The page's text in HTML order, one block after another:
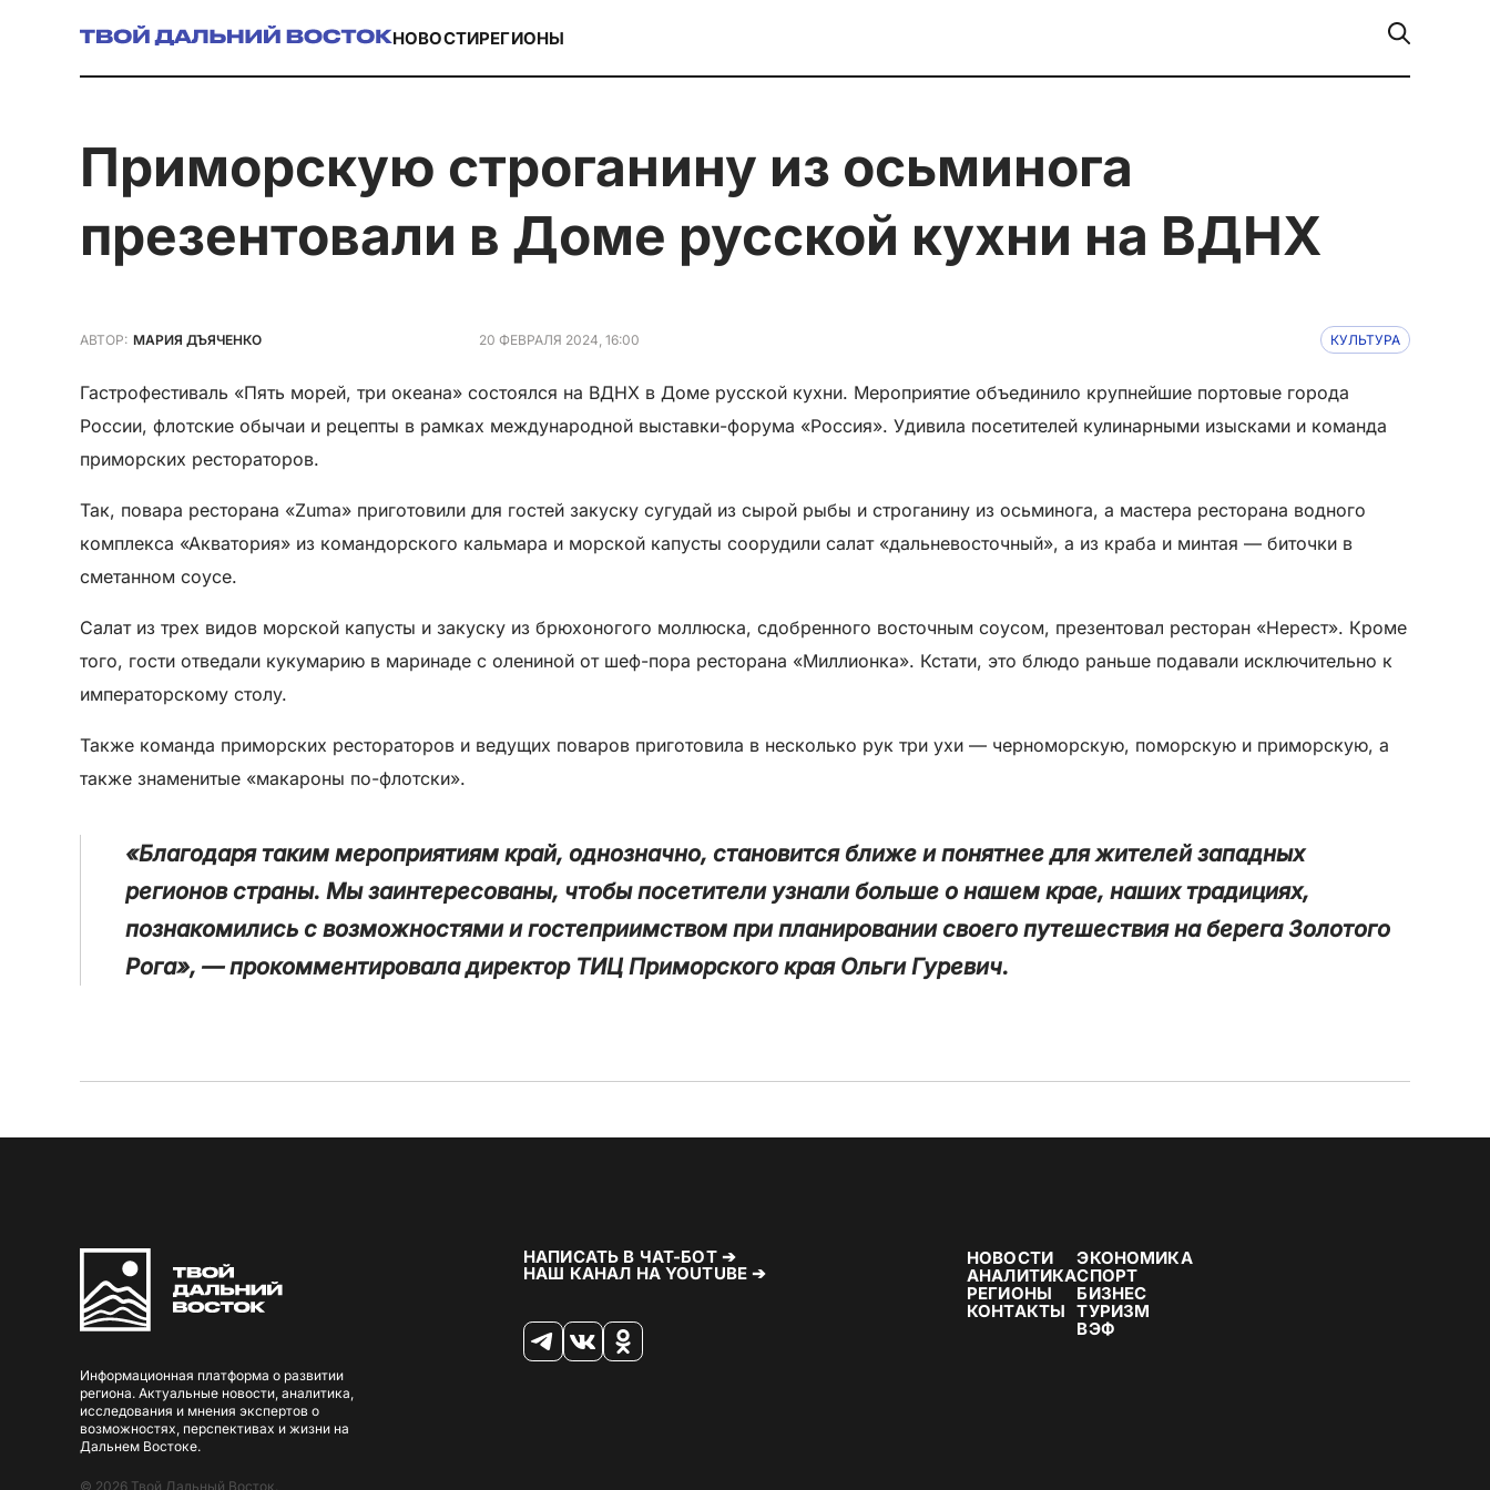
НОВОСТИРЕГИОНЫ
Приморскую строганину из осьминога
презентовали в Доме русской кухни на ВДНХ
АВТОР: МАРИЯ ДЪЯЧЕНКО 20 ФЕВРАЛЯ 2024, 16:00 КУЛЬТУРА
Гастрофестиваль «Пять морей, три океана» состоялся на ВДНХ в Доме русской кухни. Мероприятие объединило крупнейшие портовые города
России, флотские обычаи и рецепты в рамках международной выставки-форума «Россия». Удивила посетителей кулинарными изысками и команда
приморских рестораторов.
Так, повара ресторана «Zuma» приготовили для гостей закуску сугудай из сырой рыбы и строганину из осьминога, а мастера ресторана водного
комплекса «Акватория» из командорского кальмара и морской капусты соорудили салат «дальневосточный», а из краба и минтая — биточки в
сметанном соусе.
Салат из трех видов морской капусты и закуску из брюхоногого моллюска, сдобренного восточным соусом, презентовал ресторан «Нерест». Кроме
того, гости отведали кукумарию в маринаде с олениной от шеф-пора ресторана «Миллионка». Кстати, это блюдо раньше подавали исключительно к
императорскому столу.
Также команда приморских рестораторов и ведущих поваров приготовила в несколько рук три ухи — черноморскую, поморскую и приморскую, а
также знаменитые «макароны по-флотски».
«Благодаря таким мероприятиям край, однозначно, становится ближе и понятнее для жителей западных
регионов страны. Мы заинтересованы, чтобы посетители узнали больше о нашем крае, наших традициях,
познакомились с возможностями и гостеприимством при планировании своего путешествия на берега Золотого
Рога», — прокомментировала директор ТИЦ Приморского края Ольги Гуревич.
Информационная платформа о развитии
региона. Актуальные новости, аналитика,
исследования и мнения экспертов о
возможностях, перспективах и жизни на
Дальнем Востоке.
НАПИСАТЬ В ЧАТ-БОТ ➔
НАШ КАНАЛ НА YOUTUBE ➔
НОВОСТИ
АНАЛИТИКА
РЕГИОНЫ
КОНТАКТЫ
ЭКОНОМИКА
СПОРТ
БИЗНЕС
ТУРИЗМ
ВЭФ
© 2026 Твой Дальный Восток.